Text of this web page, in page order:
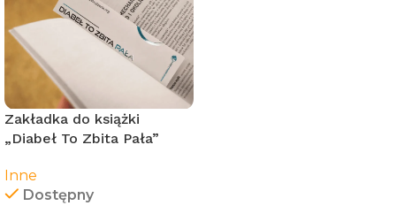
Zakładka do książki
„Diabeł To Zbita Pała”
Inne
Dostępny